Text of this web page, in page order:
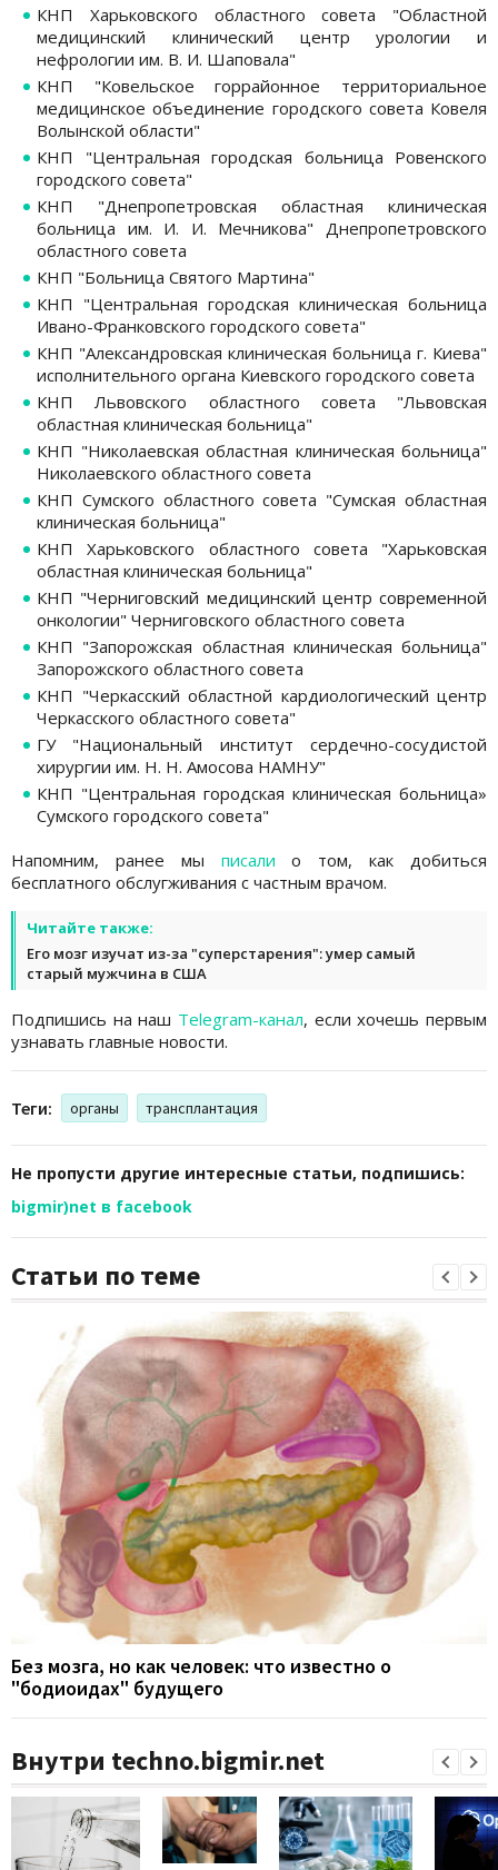
КНП Харьковского областного совета "Областной
медицинский клинический центр урологии и
нефрологии им. В. И. Шаповала"
КНП "Ковельское горрайонное территориальное
медицинское объединение городского совета Ковеля
Волынской области"
КНП "Центральная городская больница Ровенского
городского совета"
КНП "Днепропетровская областная клиническая
больница им. И. И. Мечникова" Днепропетровского
областного совета
КНП "Больница Святого Мартина"
КНП "Центральная городская клиническая больница
Ивано-Франковского городского совета"
КНП "Александровская клиническая больница г. Киева"
исполнительного органа Киевского городского совета
КНП Львовского областного совета "Львовская
областная клиническая больница"
КНП "Николаевская областная клиническая больница"
Николаевского областного совета
КНП Сумского областного совета "Сумская областная
клиническая больница"
КНП Харьковского областного совета "Харьковская
областная клиническая больница"
КНП "Черниговский медицинский центр современной
онкологии" Черниговского областного совета
КНП "Запорожская областная клиническая больница"
Запорожского областного совета
КНП "Черкасский областной кардиологический центр
Черкасского областного совета"
ГУ "Национальный институт сердечно-сосудистой
хирургии им. Н. Н. Амосова НАМНУ"
КНП "Центральная городская клиническая больница»
Сумского городского совета"
Напомним, ранее мы писали о том, как добиться
бесплатного обслугживания с частным врачом.
Читайте также:
Его мозг изучат из-за "суперстарения": умер самый
старый мужчина в США
Подпишись на наш Telegram-канал, если хочешь первым
узнавать главные новости.
Теги: органы трансплантация
Не пропусти другие интересные статьи, подпишись:
bigmir)net в facebook
Статьи по теме
Без мозга, но как человек: что известно о
"бодиоидах" будущего
Внутри techno.bigmir.net